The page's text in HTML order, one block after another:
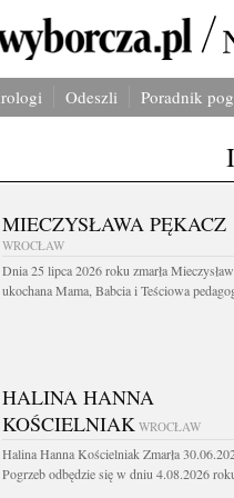
Odeszli Poradnik
MIECZYSŁAWA PĘKACZ
WROCŁAW
Dnia 25 lipca 2026 roku zmarła
ukochana Mama, Babcia i Teściowa
HALINA HANNA
KOŚCIELNIAK WROCŁAW
Halina Hanna Kościelniak Zmarła
Pogrzeb odbędzie się w dniu 4.08.2026